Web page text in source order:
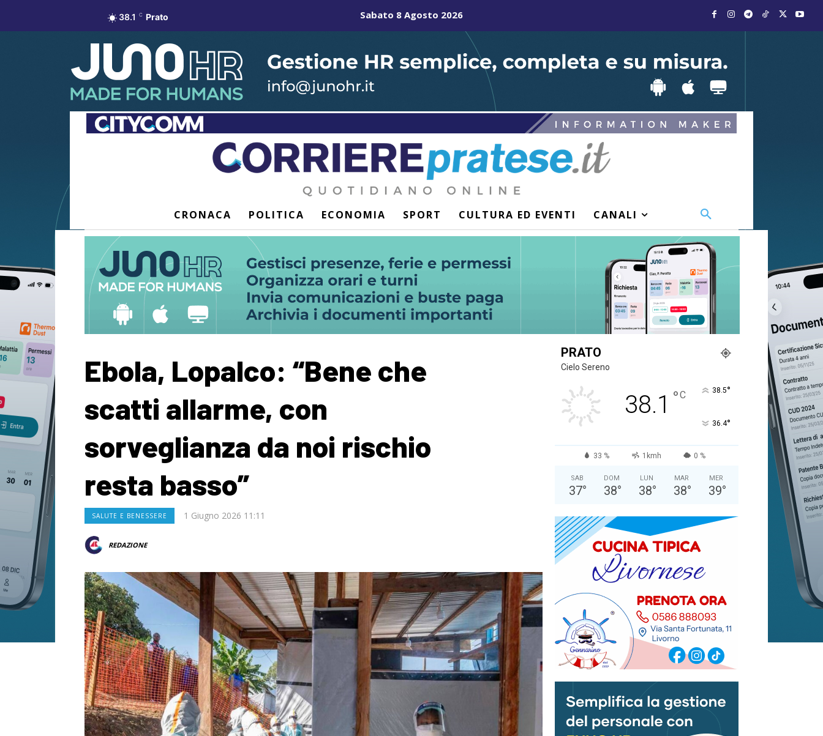
38.1 C Prato Sabato 8 Agosto 2026
CRONACA POLITICA ECONOMIA SPORT CULTURA ED EVENTI CANALI
Ebola, Lopalco: “Bene che
scatti allarme, con
sorveglianza da noi rischio
resta basso”
SALUTE E BENESSERE 1 Giugno 2026 11:11
REDAZIONE
PRATO
Cielo Sereno
38.1 °C 38.5°
36.4°
33 % 1kmh 0 %
SAB
37°
DOM
38°
LUN
38°
MAR
38°
MER
39°